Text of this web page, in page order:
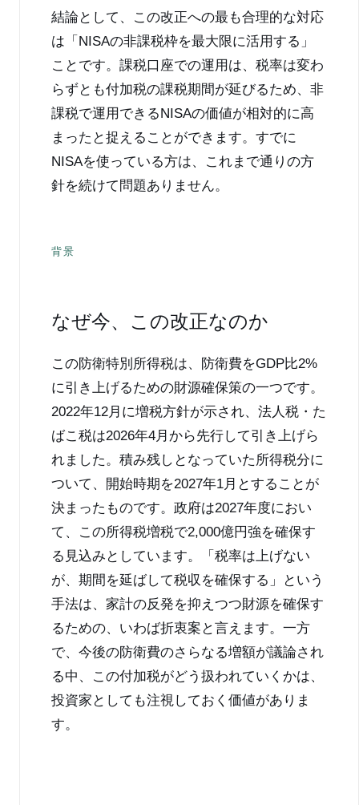
結論として、この改正への最も合理的な対応
は「NISAの非課税枠を最大限に活用する」
ことです。課税口座での運用は、税率は変わ
らずとも付加税の課税期間が延びるため、非
課税で運用できるNISAの価値が相対的に高
まったと捉えることができます。すでに
NISAを使っている方は、これまで通りの方
針を続けて問題ありません。
背景
なぜ今、この改正なのか
この防衛特別所得税は、防衛費をGDP比2%
に引き上げるための財源確保策の一つです。
2022年12月に増税方針が示され、法人税・た
ばこ税は2026年4月から先行して引き上げら
れました。積み残しとなっていた所得税分に
ついて、開始時期を2027年1月とすることが
決まったものです。政府は2027年度におい
て、この所得税増税で2,000億円強を確保す
る見込みとしています。「税率は上げない
が、期間を延ばして税収を確保する」という
手法は、家計の反発を抑えつつ財源を確保す
るための、いわば折衷案と言えます。一方
で、今後の防衛費のさらなる増額が議論され
る中、この付加税がどう扱われていくかは、
投資家としても注視しておく価値がありま
す。